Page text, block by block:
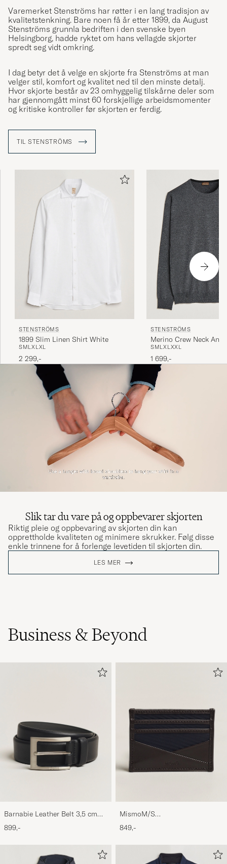
Varemerket Stenströms har røtter i en lang tradisjon av
kvalitetstenkning. Bare noen få år etter 1899, da August
Stenströms grunnla bedriften i den svenske byen
Helsingborg, hadde ryktet om hans vellagde skjorter
spredt seg vidt omkring.
I dag betyr det å velge en skjorte fra Stenströms at man
velger stil, komfort og kvalitet ned til den minste detalj.
Hvor skjorte består av 23 omhyggelig tilskårne deler som
har gjennomgått minst 60 forskjellige arbeidsmomenter
og kritiske kontroller før skjorten er ferdig.
TIL STENSTRÖMS
STENSTRÖMS
1899 Slim Linen Shirt White
SMLXL XL
2 299,-
STENSTRÖMS
Merino Crew Neck
SMLXL XXL
1 699,-
Slik tar du vare på og oppbevarer skjorten
Riktig pleie og oppbevaring av skjorten din kan
opprettholde kvaliteten og minimere skrukker. Følg disse
enkle trinnene for å forlenge levetiden til skjorten din.
LES MER
Business & Beyond
Barnabie Leather Belt 3,5 cm
Black
899,-
MismoM/S
CardholderNavy/Dark Brown
849,-